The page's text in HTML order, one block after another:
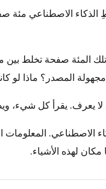
الذكاء الاصطناعي مئة
المئة صفحة تخلط
المصدر؟ ماذا لو
لا يعرف. يقرأ كل
الاصطناعي. المعلومات
لهذه الأشياء.